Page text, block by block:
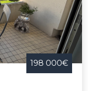
198 000€